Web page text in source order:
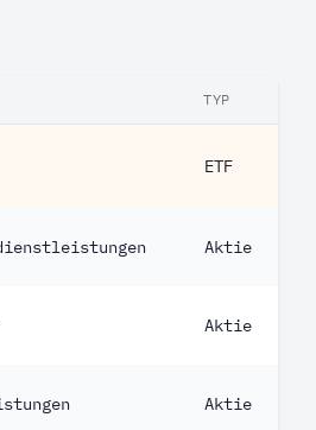
TYP
ETF
Aktie
Aktie
Aktie